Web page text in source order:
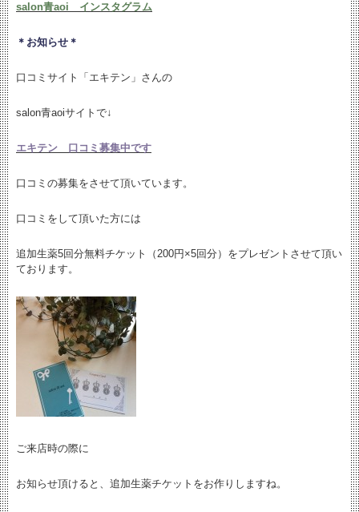
salon青aoi インスタグラム
＊お知らせ＊
口コミサイト「エキテン」さんの
salon青aoiサイトで↓
エキテン 口コミ募集中です
口コミの募集をさせて頂いています。
口コミをして頂いた方には
追加生薬5回分無料チケット（200円×5回分）をプレゼントさせて頂い
ております。
ご来店時の際に
お知らせ頂けると、追加生薬チケットをお作りしますね。